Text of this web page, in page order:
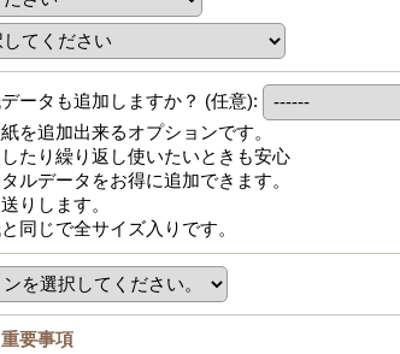
ータも追加しますか？ (任意):
を追加出来るオプションです。
たり繰り返し使いたいときも安心
ルデータをお得に追加できます。
りします。
同じで全サイズ入りです。
要事項